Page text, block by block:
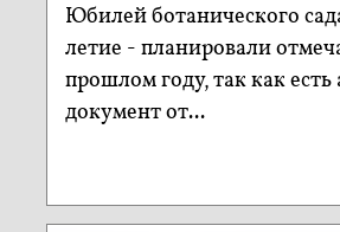
Юбилей ботанического
летие - планировали
прошлом году, так как
документ от...